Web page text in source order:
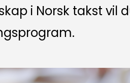
i Norsk takst vil